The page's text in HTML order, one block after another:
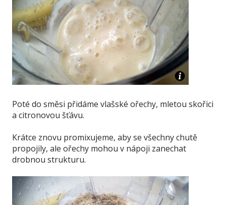
Poté do směsi přidáme vlašské ořechy, mletou skořici
a citronovou šťávu.
Krátce znovu promixujeme, aby se všechny chutě
propojily, ale ořechy mohou v nápoji zanechat
drobnou strukturu.